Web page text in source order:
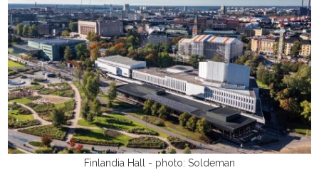
Finlandia Hall - photo: Soldeman